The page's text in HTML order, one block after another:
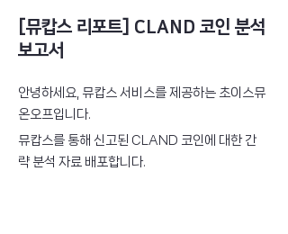
[뮤캅스 리포트] CLAND 코인 분석
보고서
안녕하세요, 뮤캅스 서비스를 제공하는 초이스뮤
온오프입니다.
뮤캅스를 통해 신고된 CLAND 코인에 대한 간
략 분석 자료 배포합니다.